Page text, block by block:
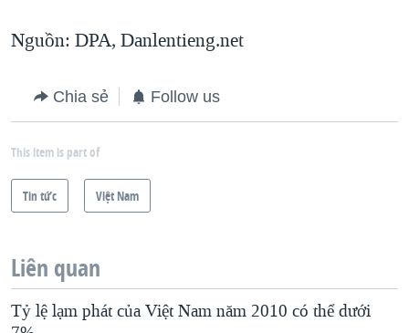
Nguồn: DPA, Danlentieng.net
Chia sẻ Follow us
This item is part of
Tin tức Việt Nam
Liên quan
Tỷ lệ lạm phát của Việt Nam năm 2010 có thể dưới